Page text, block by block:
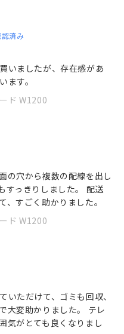
済み
いましたが、存在感があ
ます。
ド W1200
の穴から複数の配線を出し
すっきりしました。 配送
、すごく助かりました。
ド W1200
いただけて、ゴミも回収、
大変助かりました。 テレ
気がとても良くなりまし